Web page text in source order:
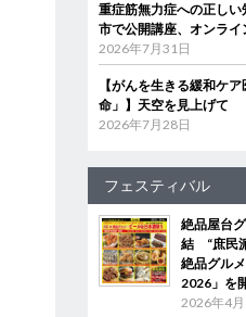
重症筋無力症への正し
市で公開講座、オンライ
2026年7月31日
【がんを生きる緩和ケ
命」】天空を見上げて
2026年7月28日
フェスティバル
絶品屋台
結 “庶民
絶品グル
2026」を
2026年4